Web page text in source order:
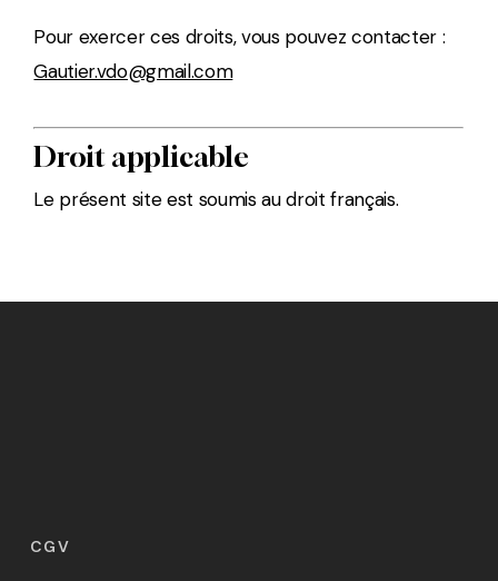
Pour exercer ces droits, vous pouvez contacter :
Gautier.vdo@gmail.com
Droit applicable
Le présent site est soumis au droit français.
CGV